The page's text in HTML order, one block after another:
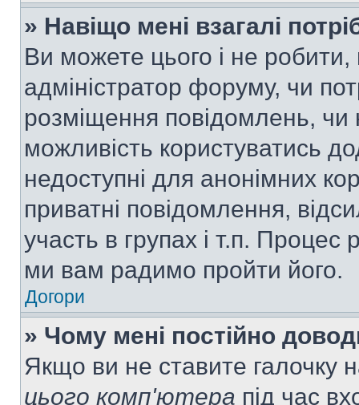
» Навіщо мені взагалі
Ви можете цього і не робити,
адміністратор форуму, чи
розміщення повідомлень, чи
можливість користуватись
недоступні для анонімних
приватні повідомлення,
участь в групах і т.п. Процес
ми вам радимо пройти його.
Догори
» Чому мені постійно
Якщо ви не ставите галочку
цього комп'ютера під час